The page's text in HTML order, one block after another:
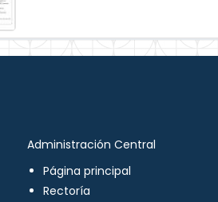
Administración Central
Página principal
Rectoría